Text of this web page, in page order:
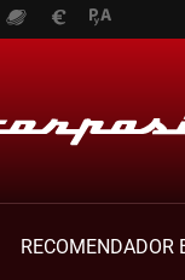
RECOMENDADOR